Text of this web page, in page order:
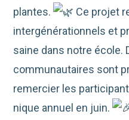
plantes.
Ce projet
intergénérationnels et
saine dans notre école.
communautaires sont
remercier les
nique annuel en juin.